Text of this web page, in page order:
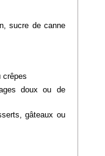
sucre de canne
crêpes
doux ou de
gâteaux ou